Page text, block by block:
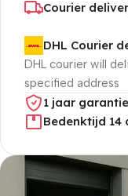
Courier
DHL Courier
DHL courier will
specified address
1 jaar garantie
Bedenktijd 14